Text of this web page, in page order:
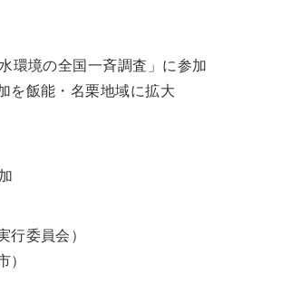
環境の全国一斉調査」に参加
を飯能・名栗地域に拡大
委員会）